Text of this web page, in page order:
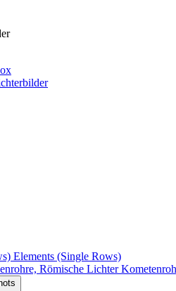
Elements (Single Rows)